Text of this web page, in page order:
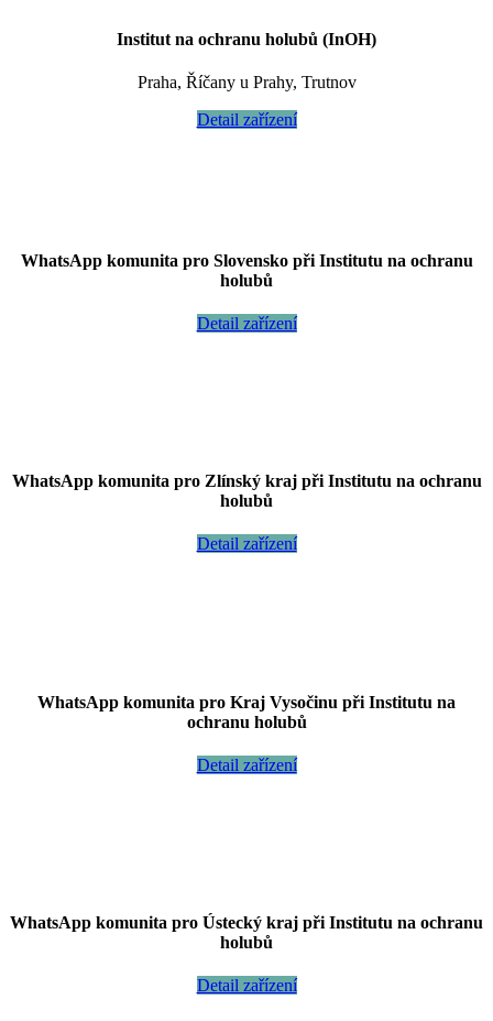
Institut na ochranu holubů (InOH)
Praha, Říčany u Prahy, Trutnov
Detail zařízení
WhatsApp komunita pro Slovensko při Institutu na ochranu
holubů
Detail zařízení
WhatsApp komunita pro Zlínský kraj při Institutu na ochranu
holubů
Detail zařízení
WhatsApp komunita pro Kraj Vysočinu při Institutu na
ochranu holubů
Detail zařízení
WhatsApp komunita pro Ústecký kraj při Institutu na ochranu
holubů
Detail zařízení